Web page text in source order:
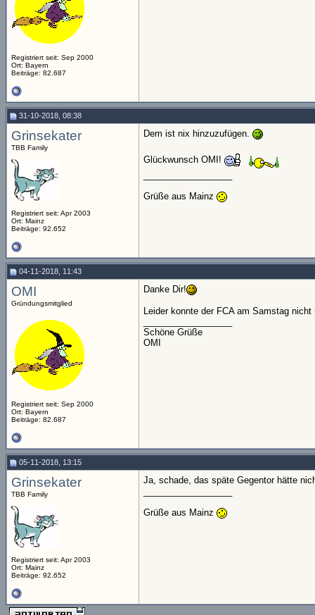
Registriert seit: Sep 2000
Ort: Bayern
Beiträge: 82.687
31-10-2018, 08:38
Grinsekater
TBB Family
Registriert seit: Apr 2003
Ort: Mainz
Beiträge: 92.652
Dem ist nix hinzuzufügen.
Glückwunsch OMI!
Grüße aus Mainz
04-11-2018, 11:43
OMI
Gründungsmitglied
Registriert seit: Sep 2000
Ort: Bayern
Beiträge: 82.687
Danke Dir!
Leider konnte der FCA am Samstag
Schöne Grüße
OMI
05-11-2018, 13:15
Grinsekater
TBB Family
Registriert seit: Apr 2003
Ort: Mainz
Beiträge: 92.652
Ja, schade, das späte Gegentor hätte
Grüße aus Mainz